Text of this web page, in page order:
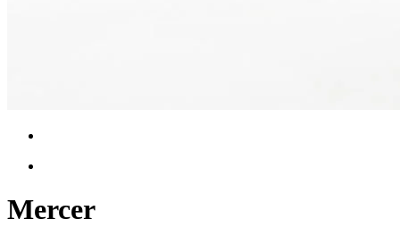
Mercer